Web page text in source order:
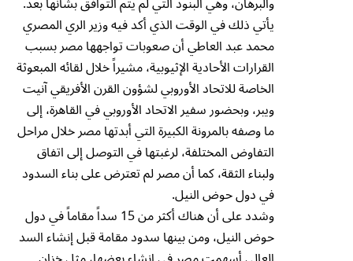
يأتي ذلك في الوقت الذي أكد فيه وزير الري المصري
محمد عبد العاطي أن صعوبات تواجهها مصر بسبب
القرارات الأحادية الإثيوبية، مشيراً خلال لقائه المبعوثة
الخاصة للاتحاد الأوروبي لشؤون القرن الأفريقي آنيت
ويبر، وبحضور سفير الاتحاد الأوروبي في القاهرة، إلى
ما وصفه بالمرونة الكبيرة التي أبدتها مصر خلال مراحل
التفاوض المختلفة، لرغبتها في التوصل إلى اتفاق
ولبناء الثقة، كما أن مصر لم تعترض على بناء السدود
في دول حوض النيل.
وشدد على أن هناك أكثر من 15 سداً مقاماً في دول
حوض النيل، ومن بينها سدود مقامة قبل إنشاء السد